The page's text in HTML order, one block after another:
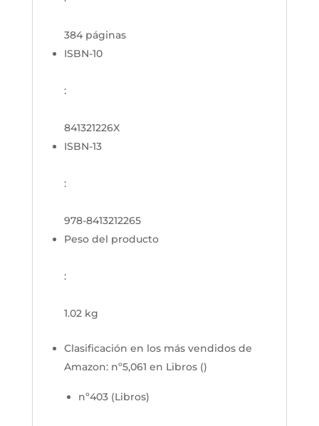
384 páginas
ISBN-10
:
841321226X
ISBN-13
:
978-8413212265
Peso del producto
:
1.02 kg
Clasificación en los más vendidos de
Amazon: nº5,061 en Libros ()
nº403 (Libros)